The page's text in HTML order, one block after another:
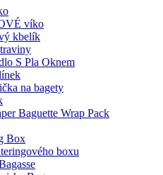
víko
kbelík
S Pla Oknem
na bagety
Baguette Wrap Pack
Box
boxu